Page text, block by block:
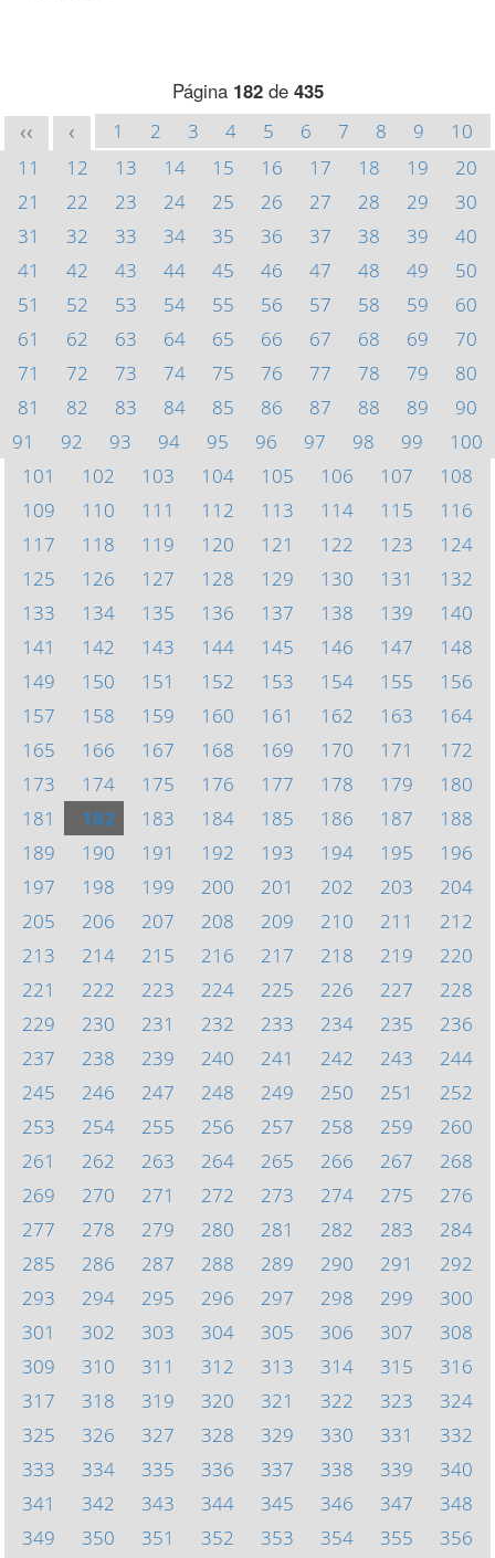
Página 182de 435
<< < 1 2 3 4 5 6 7 8 9
10
11
12 13 14 15 16 17 18 19
20
21
22 23 24 25 26 27 28 29
30
31
32 33 34 35 36 37 38 39
40
41
42 43 44 45 46 47 48 49
50
51
52 53 54 55 56 57 58 59
60
61
62 63 64 65 66 67 68 69
70
71
72 73 74 75 76 77 78 79
80
81
82 83 84 85 86 87 88 89
90
91
92 93 94 95 96 97 98 99
100
101
102 103 104 105 106 107
108
109
110 111 112 113 114 115
116
117
118 119 120 121 122 123
124
125
126 127 128 129 130 131
132
133
134 135 136 137 138 139
140
141
142 143 144 145 146 147
148
149
150 151 152 153 154 155
156
157
158 159 160 161 162 163
164
165
166 167 168 169 170 171
172
173
174 175 176 177 178 179
180
181
182 183 184 185 186 187
188
189
190 191 192 193 194 195
196
197
198 199 200 201 202 203
204
205
206 207 208 209 210 211
212
213
214 215 216 217 218 219
220
221
222 223 224 225 226 227
228
229
230 231 232 233 234 235
236
237
238 239 240 241 242 243
244
245
246 247 248 249 250 251
252
253
254 255 256 257 258 259
260
261
262 263 264 265 266 267
268
269
270 271 272 273 274 275
276
277
278 279 280 281 282 283
284
285
286 287 288 289 290 291
292
293
294 295 296 297 298 299
300
301
302 303 304 305 306 307
308
309
310 311 312 313 314 315
316
317
318 319 320 321 322 323
324
325
326 327 328 329 330 331
332
333
334 335 336 337 338 339
340
341
342 343 344 345 346 347
348
349
350 351 352 353 354 355 356